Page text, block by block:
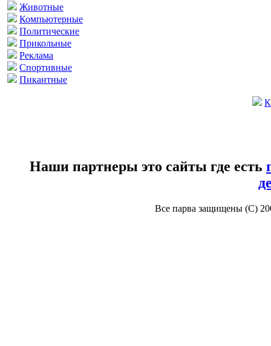
Животные
Компьютерные
Политические
Прикольные
Реклама
Спортивные
Пикантные
Наши партнеры это сайты где есть
Все парва защищены (С)